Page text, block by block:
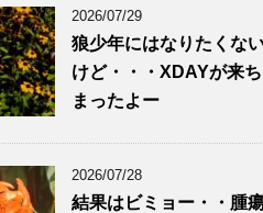
2026/07/29
狼少年にはなりたくな
けど・・・XDAYが来ち
まったよー
2026/07/28
結果はビミョー・・腫